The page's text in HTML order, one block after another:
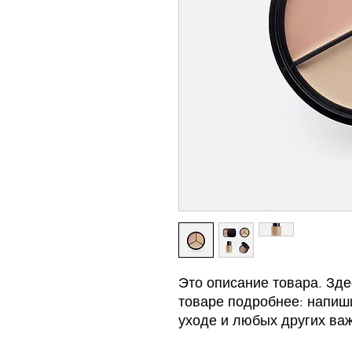
Это описание товара.
товаре подробнее:
уходе и любых других